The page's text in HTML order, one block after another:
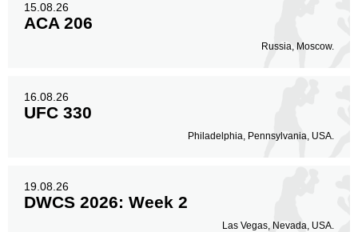
15.08.26
ACA 206
Russia, Moscow.
16.08.26
UFC 330
Philadelphia, Pennsylvania, USA.
19.08.26
DWCS 2026: Week 2
Las Vegas, Nevada, USA.